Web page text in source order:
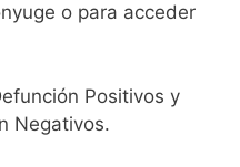
o para acceder
Positivos y
Negativos.